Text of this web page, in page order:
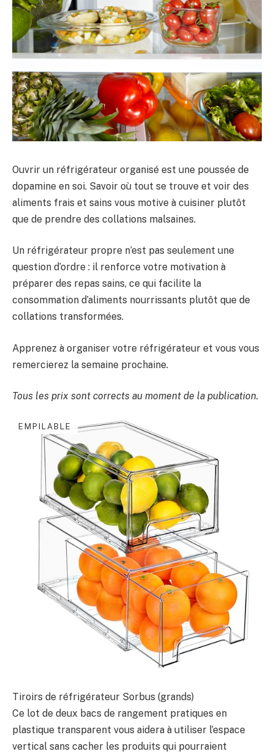
Ouvrir un réfrigérateur organisé est une poussée de
dopamine en soi. Savoir où tout se trouve et voir des
aliments frais et sains vous motive à cuisiner plutôt
que de prendre des collations malsaines.
Un réfrigérateur propre n’est pas seulement une
question d’ordre : il renforce votre motivation à
préparer des repas sains, ce qui facilite la
consommation d’aliments nourrissants plutôt que de
collations transformées.
Apprenez à organiser votre réfrigérateur et vous vous
remercierez la semaine prochaine.
Tous les prix sont corrects au moment de la publication.
EMPILABLE
Tiroirs de réfrigérateur Sorbus (grands)
Ce lot de deux bacs de rangement pratiques en
plastique transparent vous aidera à utiliser l’espace
vertical sans cacher les produits qui pourraient